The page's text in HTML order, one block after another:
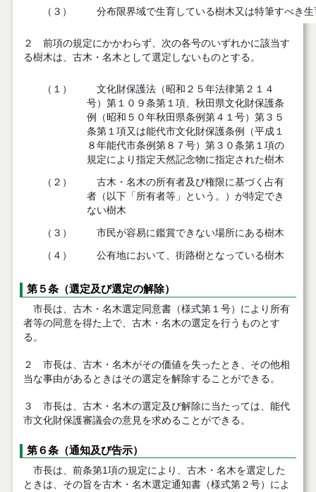
（３） 分布限界域で生育している樹木又は特筆すべき
２ 前項の規定にかかわらず、次の各号のいずれかに該当す
る樹木は、古木・名木として選定しないものとする。
（１）
文化財保護法（昭和２５年法律第２１４
号）第１０９条第１項、秋田県文化財保護条
例（昭和５０年秋田県条例第４１号）第３５
条第１項又は能代市文化財保護条例（平成１
８年能代市条例第８７号）第３０条第１項の
規定により指定天然記念物に指定された樹木
（２）
古木・名木の所有者及び権限に基づく占有
者（以下「所有者等」という。）が特定でき
ない樹木
（３） 市民が容易に鑑賞できない場所にある樹木
（４） 公有地において、街路樹となっている樹木
第５条（選定及び選定の解除）
市長は、古木・名木選定同意書（様式第１号）により所有
者等の同意を得た上で、古木・名木の選定を行うものとす
る。
２ 市長は、古木・名木がその価値を失ったとき、その他相
当な事由があるときはその選定を解除することができる。
３ 市長は、古木・名木の選定及び解除に当たっては、能代
市文化財保護審議会の意見を求めることができる。
第６条（通知及び告示）
市長は、前条第1項の規定により、古木・名木を選定した
ときは、その旨を古木・名木選定通知書（様式第２号）によ